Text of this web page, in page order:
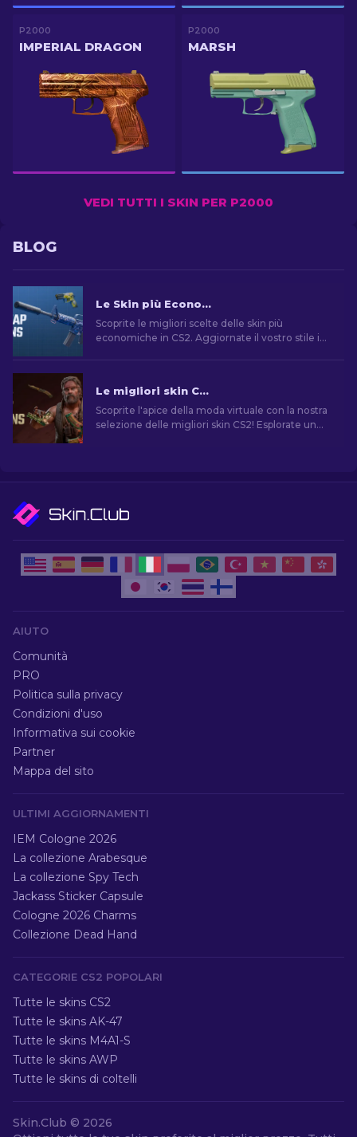
P2000
IMPERIAL DRAGON
P2000
MARSH
VEDI TUTTI I SKIN PER P2000
BLOG
Le Skin più Economiche in CS2 [2026]
Scoprite le migliori scelte delle skin più
economiche in CS2. Aggiornate il vostro stile in
Le migliori skin CS2 [2026]
Scoprite l'apice della moda virtuale con la nostra
selezione delle migliori skin CS2! Esplorate un
AIUTO
Comunità
PRO
Politica sulla privacy
Condizioni d'uso
Informativa sui cookie
Partner
Mappa del sito
ULTIMI AGGIORNAMENTI
IEM Cologne 2026
La collezione Arabesque
La collezione Spy Tech
Jackass Sticker Capsule
Cologne 2026 Charms
Collezione Dead Hand
CATEGORIE CS2 POPOLARI
Tutte le skins CS2
Tutte le skins AK-47
Tutte le skins M4A1-S
Tutte le skins AWP
Tutte le skins di coltelli
Skin.Club © 2026